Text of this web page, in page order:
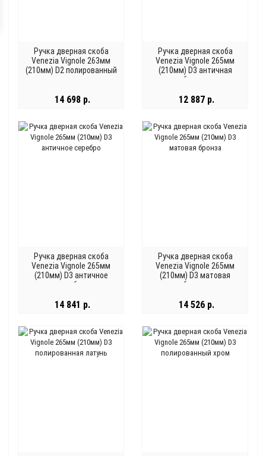
Ручка дверная скоба
Venezia Vignole 263мм
(210мм) D2 полированный
14 698 р.
Ручка дверная скоба
Venezia Vignole 265мм
(210мм) D3 античная
бронза
12 887 р.
Ручка дверная скоба
Venezia Vignole 265мм
(210мм) D3 античное
серебро
14 841 р.
Ручка дверная скоба
Venezia Vignole 265мм
(210мм) D3 матовая
бронза
14 526 р.